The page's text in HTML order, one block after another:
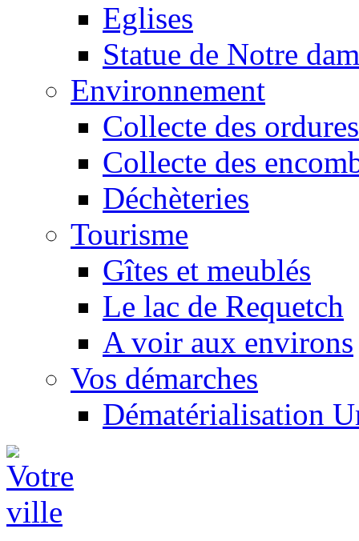
Eglises
Statue de Notre
Environnement
Collecte des ordures
Collecte des
Déchèteries
Tourisme
Gîtes et meublés
Le lac de Requetch
A voir aux environs
Vos démarches
Dématérialisation